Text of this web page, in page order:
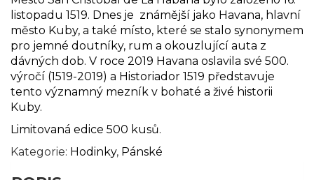
listopadu 1519. Dnes je známější jako Havana, hlavní
město Kuby, a také místo, které se stalo synonymem
pro jemné doutníky, rum a okouzlující auta z
dávných dob. V roce 2019 Havana oslavila své 500.
výročí (1519-2019) a Historiador 1519 představuje
tento významný mezník v bohaté a živé historii
Kuby.
Limitovaná edice 500 kusů.
Kategorie: Hodinky, Pánské